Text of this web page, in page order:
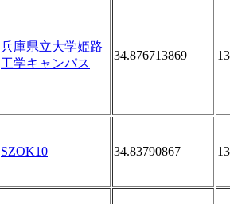
兵庫県立大学姫路
工学キャンパス
34.876713869
SZOK10 34.83790867